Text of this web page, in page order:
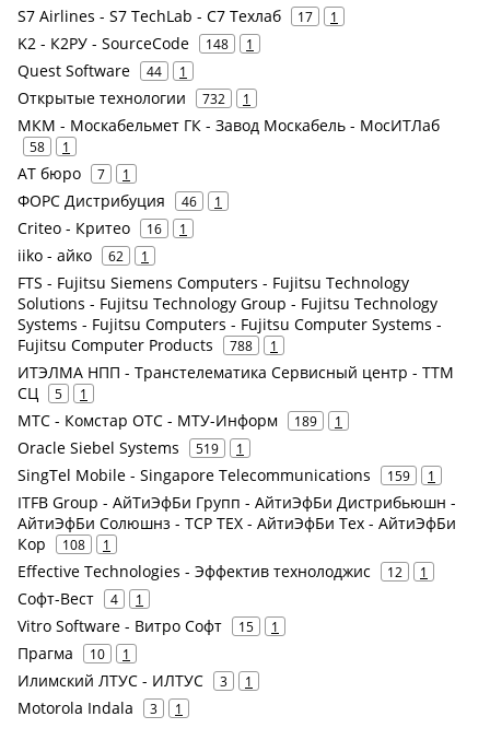
S7 Airlines - S7 TechLab - С7 Техлаб 17 1
K2 - К2РУ - SourceCode 148 1
Quest Software 44 1
Открытые технологии 732 1
МКМ - Москабельмет ГК - Завод Москабель - МосИТЛаб
58 1
АТ бюро 7 1
ФОРС Дистрибуция 46 1
Criteo - Критео 16 1
iiko - айко 62 1
FTS - Fujitsu Siemens Computers - Fujitsu Technology
Solutions - Fujitsu Technology Group - Fujitsu Technology
Systems - Fujitsu Computers - Fujitsu Computer Systems -
Fujitsu Computer Products
788 1
ИТЭЛМА НПП - Транстелематика Сервисный центр - ТТМ
СЦ
5 1
МТС - Комстар ОТС - МТУ-Информ 189 1
Oracle Siebel Systems 519 1
SingTel Mobile - Singapore Telecommunications 159 1
ITFB Group - АйТиЭфБи Групп - АйтиЭфБи Дистрибьюшн -
АйтиЭфБи Солюшнз - ТСР ТЕХ - АйтиЭфБи Тех - АйтиЭфБи
Кор
108 1
Effective Technologies - Эффектив технолоджис 12 1
Софт-Вест 4 1
Vitro Software - Витро Софт 15 1
Прагма 10 1
Илимский ЛТУС - ИЛТУС 3 1
Motorola Indala 3 1